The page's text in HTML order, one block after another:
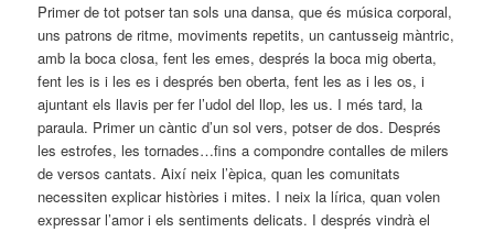
Primer de tot potser tan sols una dansa, que és música corporal,
uns patrons de ritme, moviments repetits, un cantusseig màntric,
amb la boca closa, fent les emes, després la boca mig oberta,
fent les is i les es i després ben oberta, fent les as i les os, i
ajuntant els llavis per fer l’udol del llop, les us. I més tard, la
paraula. Primer un càntic d’un sol vers, potser de dos. Després
les estrofes, les tornades…fins a compondre contalles de milers
de versos cantats. Així neix l’èpica, quan les comunitats
necessiten explicar històries i mites. I neix la lírica, quan volen
expressar l’amor i els sentiments delicats. I després vindrà el